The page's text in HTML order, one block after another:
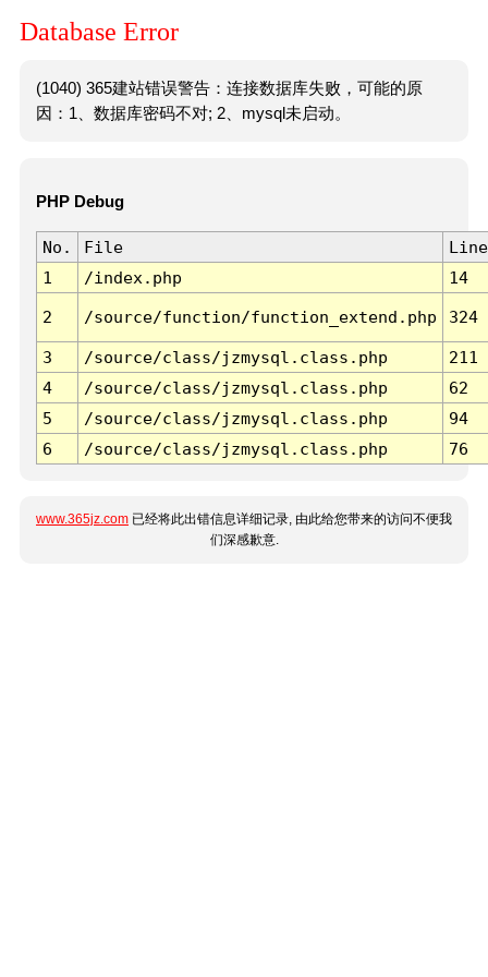
Database Error
(1040) 365建站错误警告：连接数据库失败，可能的原
因：1、数据库密码不对; 2、mysql未启动。
PHP Debug
No. File
Line
1
/index.php 14
2 /source/function/function_extend.php 324
3 /source/class/jzmysql.class.php
211
4
/source/class/jzmysql.class.php
62
5
/source/class/jzmysql.class.php
94
6
/source/class/jzmysql.class.php 76
www.365jz.com 已经将此出错信息详细记录, 由此给您带来的访问不便我
们深感歉意.